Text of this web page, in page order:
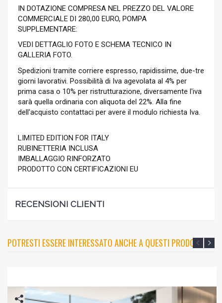
IN DOTAZIONE COMPRESA NEL PREZZO DEL VALORE
COMMERCIALE DI 280,00 EURO, POMPA
SUPPLEMENTARE:
VEDI DETTAGLIO FOTO E SCHEMA TECNICO IN
GALLERIA FOTO.
Spedizioni tramite corriere espresso, rapidissime, due-tre
giorni lavorativi. Possibilità di Iva agevolata al 4% per
prima casa o 10% per ristrutturazione, diversamente l'iva
sarà quella ordinaria con aliquota del 22%. Alla fine
dell'acquisto contattaci per avere il modulo richiesta Iva.
LIMITED EDITION FOR ITALY
RUBINETTERIA INCLUSA
IMBALLAGGIO RINFORZATO
PRODOTTO CON CERTIFICAZIONI EU
RECENSIONI CLIENTI
POTRESTI ESSERE INTERESSATO ANCHE A QUESTI PRODOTTI?